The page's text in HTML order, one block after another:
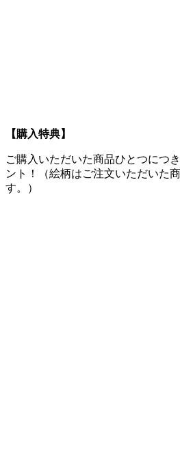
【購入特典】
ご購入いただいた商品ひとつにつ
ント！（絵柄はご注文いただいた
す。）